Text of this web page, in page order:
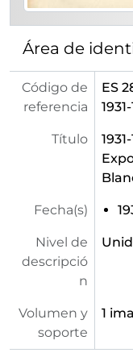
Área de
Código de
referencia
ES
Título
Fecha(s)
Nivel de
descripció
n
Volumen y
soporte
1